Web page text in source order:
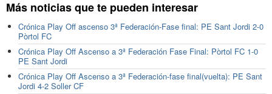
Más noticias que te pueden interesar
Crónica Play Off ascenso 3ª Federación-Fase final: PE Sant Jordi 2-0
Pòrtol FC
Crónica Play Off Ascenso a 3ª Federación Fase Final: Pòrtol FC 1-0
PE Sant Jordi
Crónica Play Off Ascenso a 3ª Federación-fase final(vuelta): PE Sant
Jordi 4-2 Soller CF